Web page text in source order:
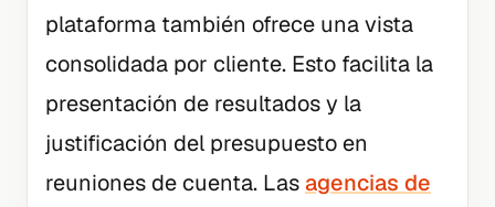
plataforma también ofrece una vista
consolidada por cliente. Esto facilita la
presentación de resultados y la
justificación del presupuesto en
reuniones de cuenta. Lasagencias de